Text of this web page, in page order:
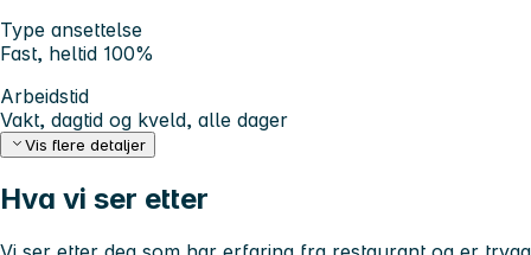
Type ansettelse
Fast, heltid 100%
Arbeidstid
Vakt, dagtid og kveld, alle dager
Vis flere detaljer
Hva vi ser etter